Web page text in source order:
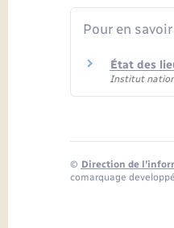
Pour en
État des
Institut
© Direction de
comarquage